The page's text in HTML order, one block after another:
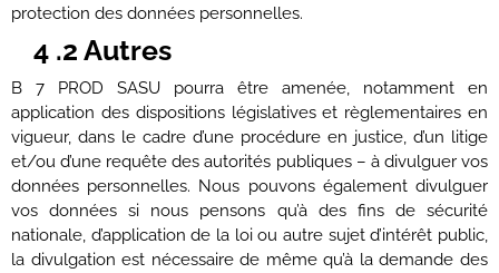
protection des données personnelles.
4 .2 Autres
B 7 PROD SASU pourra être amenée, notamment en
application des dispositions législatives et règlementaires en
vigueur, dans le cadre d’une procédure en justice, d’un litige
et/ou d’une requête des autorités publiques – à divulguer vos
données personnelles. Nous pouvons également divulguer
vos données si nous pensons qu’à des fins de sécurité
nationale, d’application de la loi ou autre sujet d’intérêt public,
la divulgation est nécessaire de même qu’à la demande des